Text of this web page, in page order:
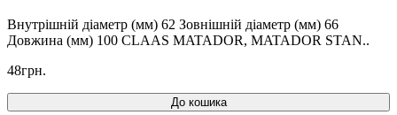
Внутрішній діаметр (мм) 62 Зовнішній діаметр (мм) 66
Довжина (мм) 100 CLAAS MATADOR, MATADOR STAN..
48грн.
До кошика